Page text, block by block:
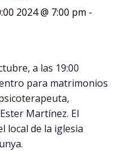
2024 @ 7:00 pm -
a las 19:00
para matrimonios
Martínez. El
local de la iglesia